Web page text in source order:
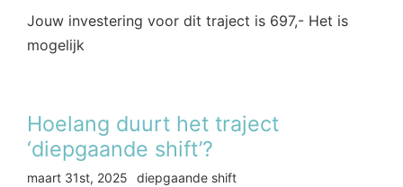
Jouw investering voor dit traject is 697,- Het is
mogelijk
Hoelang duurt het traject
‘diepgaande shift’?
maart 31st, 2025 diepgaande shift